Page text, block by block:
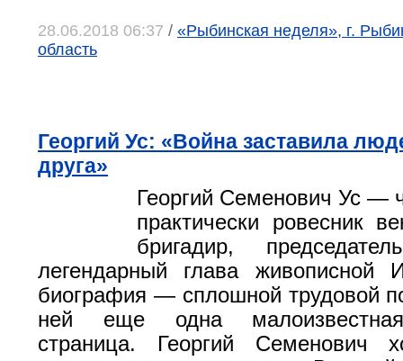
28.06.2018 06:37 / «Рыбинская неделя», г.
область
Георгий Ус: «Война заставила
друга»
Георгий Семенович Ус —
практически ровесник
бригадир,
легендарный глава живописной
биография — сплошной трудовой
ней еще одна малоизвестная
страница. Георгий Семенович